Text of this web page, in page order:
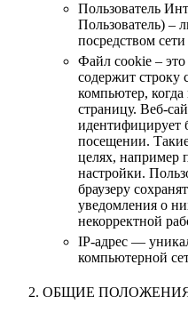
Пользователь
Пользователь) –
посредством
Файл cookie –
содержит строку
компьютер,
страницу. Веб-
идентифицирует
посещении.
целях, например
настройки.
браузеру
уведомления о
некорректной
IP-адрес —
компьютерной
ОБЩИЕ